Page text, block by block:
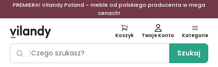
PREMIERA! Vilandy Poland - meble od polskiego producenta w mega
cenach!
Szukaj
Koszyk Twoje Konto Kategorie